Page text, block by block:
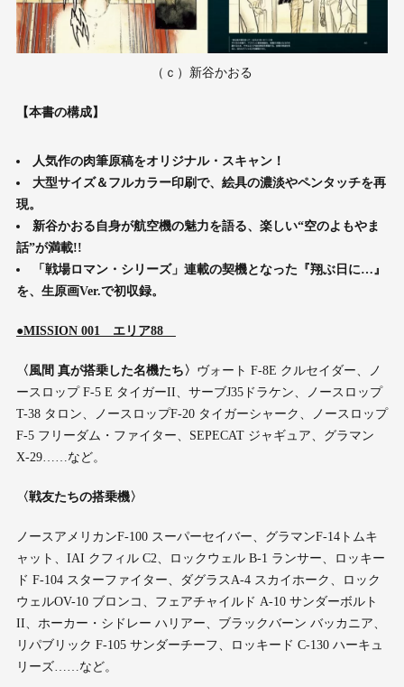
（ｃ）新谷かおる
【本書の構成】
人気作の肉筆原稿をオリジナル・スキャン！
大型サイズ＆フルカラー印刷で、絵具の濃淡やペンタッチを再
現。
新谷かおる自身が航空機の魅力を語る、楽しい“空のよもやま
話”が満載!!
「戦場ロマン・シリーズ」連載の契機となった『翔ぶ日に…』
を、生原画Ver.で初収録。
●MISSION 001 エリア88
〈風間 真が搭乗した名機たち〉 ヴォート F-8E クルセイダー、ノ
ースロップ F-5 E タイガーII、サーブJ35ドラケン、ノースロップ
T-38 タロン、ノースロップF-20 タイガーシャーク、ノースロップ
F-5 フリーダム・ファイター、SEPECAT ジャギュア、グラマン
X-29……など。
〈戦友たちの搭乗機〉
ノースアメリカンF-100 スーパーセイバー、グラマンF-14トムキ
ャット、IAI クフィル C2、ロックウェル B-1 ランサー、ロッキー
ド F-104 スターファイター、ダグラスA-4 スカイホーク、ロック
ウェルOV-10 ブロンコ、フェアチャイルド A-10 サンダーボルト
II、ホーカー・シドレー ハリアー、ブラックバーン バッカニア、
リパブリック F-105 サンダーチーフ、ロッキード C-130 ハーキュ
リーズ……など。